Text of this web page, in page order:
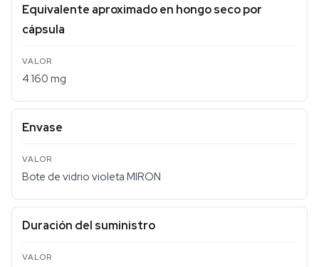
Equivalente aproximado en hongo seco por
cápsula
4.160 mg
Envase
Bote de vidrio violeta MIRON
Duración del suministro